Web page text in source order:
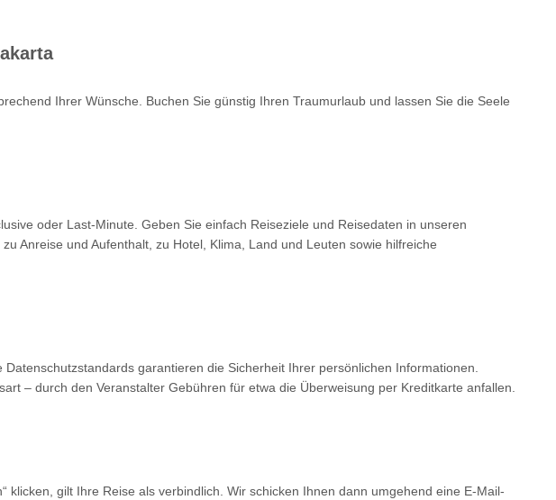
Ihrer Wünsche. Buchen Sie günstig Ihren Traumurlaub und lassen Sie die Seele
oder Last-Minute. Geben Sie einfach Reiseziele und Reisedaten in unseren
Anreise und Aufenthalt, zu Hotel, Klima, Land und Leuten sowie hilfreiche
garantieren die Sicherheit Ihrer persönlichen Informationen.
– durch den Veranstalter Gebühren für etwa die Überweisung per Kreditkarte anfallen.
gilt Ihre Reise als verbindlich. Wir schicken Ihnen dann umgehend eine E-Mail-